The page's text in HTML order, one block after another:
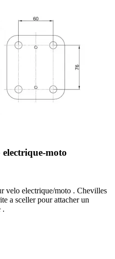
moto
electrique/moto . Chevilles
.